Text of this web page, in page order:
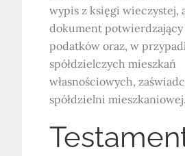
wypis z księgi wieczystej,
dokument
podatków oraz, w
spółdzielczych mieszkań
własnościowych,
spółdzielni mieszkaniowej.